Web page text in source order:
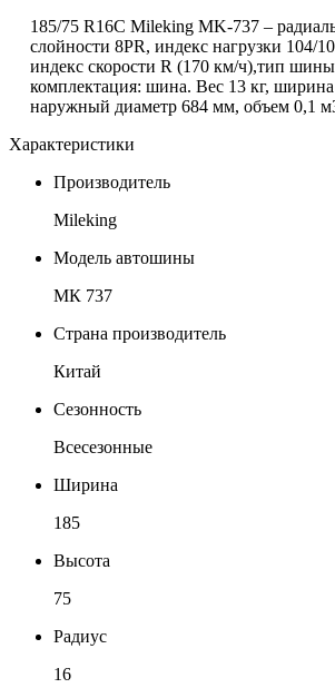
185/75 R16C Mileking MK-737 –
слойности 8PR, индекс нагрузки 104/
индекс скорости R (170 км/ч),тип шины
комплектация: шина. Вес 13 кг,
наружный диаметр 684 мм, объем 0,1
Характеристики
Производитель
Mileking
Модель автошины
МК 737
Страна производитель
Китай
Сезонность
Всесезонные
Ширина
185
Высота
75
Радиус
16